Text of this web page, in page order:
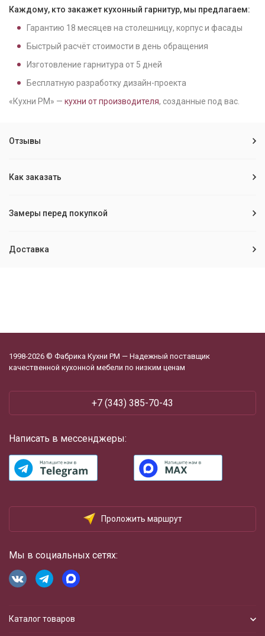
Каждому, кто закажет кухонный гарнитур, мы предлагаем:
Гарантию 18 месяцев на столешницу, корпус и фасады
Быстрый расчёт стоимости в день обращения
Изготовление гарнитура от 5 дней
Бесплатную разработку дизайн-проекта
«Кухни РМ» — кухни от производителя, созданные под вас.
Отзывы
Как заказать
Замеры перед покупкой
Доставка
1998-2026 © Фабрика Кухни РМ — Надежный поставщик
качественной кухонной мебели по низким ценам
+7 (343) 385-70-43
Написать в мессенджеры:
Проложить маршрут
Мы в социальных сетях:
Каталог товаров